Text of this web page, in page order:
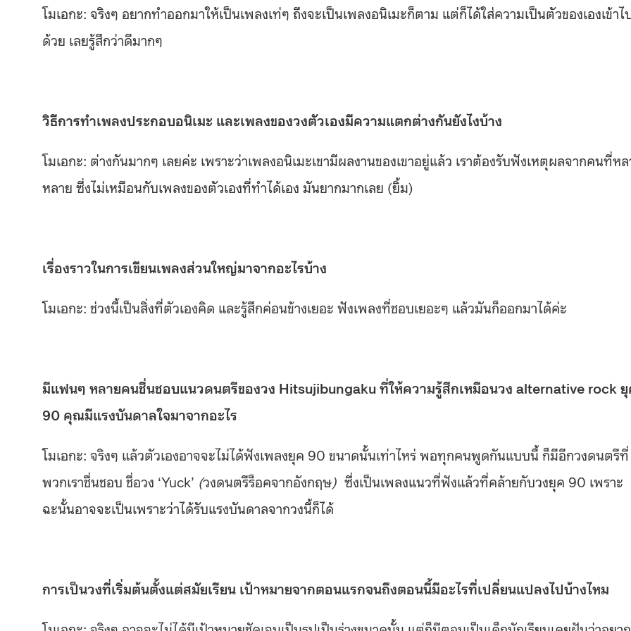
โมเอกะ: จริงๆ อยากทำออกมาให้เป็นเพลงเท่ๆ ถึงจะเป็นเพลงอนิเมะก็ตาม แต่ก็ได้ใส่ความเป็นตัวของเองเข้าไ
ด้วย เลยรู้สึกว่าดีมากๆ
วิธีการทำเพลงประกอบอนิเมะ และเพลงของวงตัวเองมีความแตกต่างกันยังไงบ้าง
โมเอกะ: ต่างกันมากๆ เลยค่ะ เพราะว่าเพลงอนิเมะเขามีผลงานของเขาอยู่แล้ว เราต้องรับฟังเหตุผลจากคนที่ห
หลาย ซึ่งไม่เหมือนกับเพลงของตัวเองที่ทำได้เอง มันยากมากเลย (ยิ้ม)
เรื่องราวในการเขียนเพลงส่วนใหญ่มาจากอะไรบ้าง
โมเอกะ: ช่วงนี้เป็นสิ่งที่ตัวเองคิด และรู้สึกค่อนข้างเยอะ ฟังเพลงที่ชอบเยอะๆ แล้วมันก็ออกมาได้ค่ะ
มีแฟนๆ หลายคนชื่นชอบแนวดนตรีของวง Hitsujibungaku ที่ให้ความรู้สึกเหมือนวง alternative rock
90 คุณมีแรงบันดาลใจมาจากอะไร
โมเอกะ: จริงๆ แล้วตัวเองอาจจะไม่ได้ฟังเพลงยุค 90 ขนาดนั้นเท่าไหร่ พอทุกคนพูดกันแบบนี้ ก็มีอีกวงดนตรีที่
พวกเราชื่นชอบ ชื่อวง ‘Yuck’ (วงดนตรีร็อคจากอังกฤษ) ซึ่งเป็นเพลงแนวที่ฟังแล้วที่คล้ายกับวงยุค 90 เพราะ
ฉะนั้นอาจจะเป็นเพราะว่าได้รับแรงบันดาลจากวงนี้ก็ได้
การเป็นวงที่เริ่มต้นตั้งแต่สมัยเรียน เป้าหมายจากตอนแรกจนถึงตอนนี้มีอะไรที่เปลี่ยนแปลงไปบ้างไหม